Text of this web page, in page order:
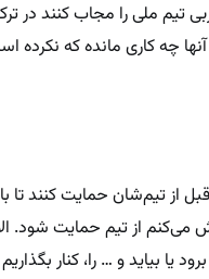
تیم ملی را مجاب کنند در
چه کاری مانده که
از تیم‌شان حمایت کنند
از تیم حمایت شود.
یا بیاید و … را، کنار